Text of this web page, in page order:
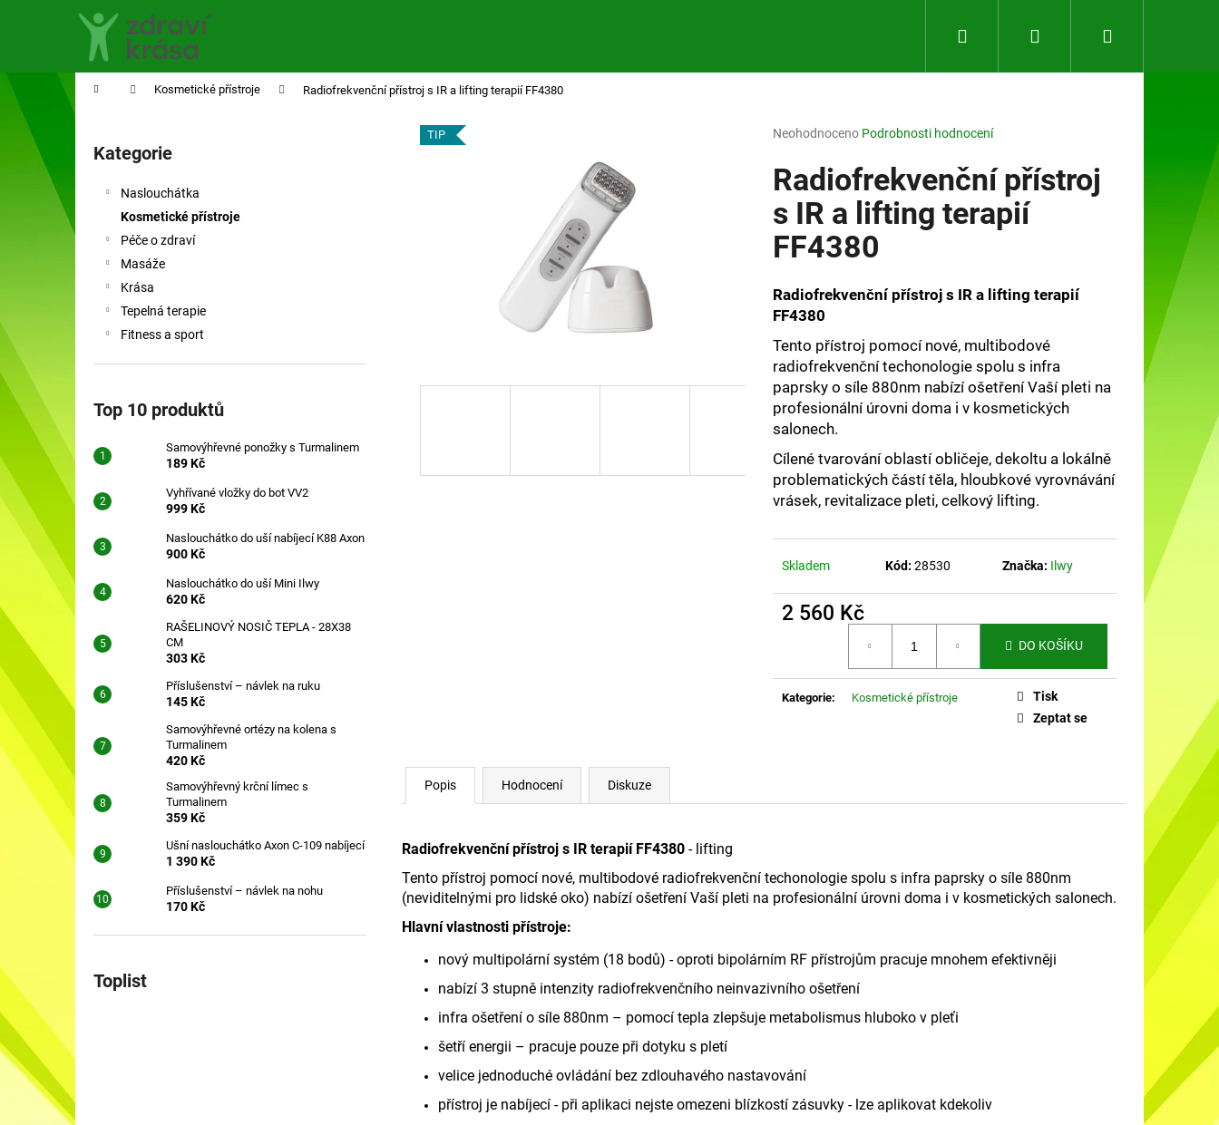
Přihlášení
Domů Kosmetické přístroje Radiofrekvenční přístroj s IR a lifting terapií FF4380
P
a
Přeskočit
kategorie
Kategorie
Naslouchátka
Kosmetické přístroje
Péče o zdraví
Masáže
Krása
Tepelná terapie
Fitness a sport
Top 10 produktů
Samovýhřevné ponožky s Turmalinem
189 Kč
Vyhřívané vložky do bot VV2
999 Kč
Naslouchátko do uší nabíjecí K88 Axon
900 Kč
Naslouchátko do uší Mini Ilwy
620 Kč
RAŠELINOVÝ NOSIČ TEPLA - 28X38
CM
303 Kč
Příslušenství – návlek na ruku
145 Kč
Samovýhřevné ortézy na kolena s
Turmalinem
420 Kč
Samovýhřevný krční límec s
Turmalinem
359 Kč
Ušní naslouchátko Axon C-109 nabíjecí
1 390 Kč
Příslušenství – návlek na nohu
170 Kč
Toplist
Průměrné
produktu
je
z
5
hvězdiček.
Neohodnoceno Podrobnosti hodnocení
Radiofrekvenční přístroj
s IR a lifting terapií
FF4380
Radiofrekvenční přístroj s IR a lifting terapií
FF4380
Tento přístroj pomocí nové, multibodové
radiofrekvenční techonologie spolu s infra
paprsky o síle 880nm nabízí ošetření Vaší pleti na
profesionální úrovni doma i v kosmetických
salonech.
Cílené tvarování oblastí obličeje, dekoltu a lokálně
problematických částí těla, hloubkové vyrovnávání
vrásek, revitalizace pleti, celkový lifting.
Skladem Kód: 28530 Značka: Ilwy
2 560 Kč
DO KOŠÍKU
Kategorie: Kosmetické přístroje
Tisk
Zeptat se
TIP
Popis Hodnocení Diskuze
Radiofrekvenční přístroj s IR terapií FF4380 - lifting
Tento přístroj pomocí nové, multibodové radiofrekvenční techonologie spolu s infra paprsky o síle 880nm
(neviditelnými pro lidské oko) nabízí ošetření Vaší pleti na profesionální úrovni doma i v kosmetických salonech.
Hlavní vlastnosti přístroje:
nový multipolární systém (18 bodů) -oproti bipolárním RF přístrojům pracuje mnohem efektivněji
nabízí 3 stupně intenzity radiofrekvenčního neinvazivního ošetření
infra ošetření o síle 880nm – pomocí tepla zlepšuje metabolismus hluboko v pleťi
šetří energii – pracuje pouze při dotyku s pletí
velice jednoduché ovládání bez zdlouhavého nastavování
přístroj je nabíjecí -při aplikaci nejste omezeni blízkostí zásuvky -lze aplikovat kdekoliv
Zpět
do
obchodu
Zpět
do
obchodu
Co potřebujete najít?
Doporučujeme
Následující
SAMOVÝHŘEVNÉ PONOŽKY S
189 Kč
NASLOUCHÁTKO DO UŠÍ NABÍJECÍ K88